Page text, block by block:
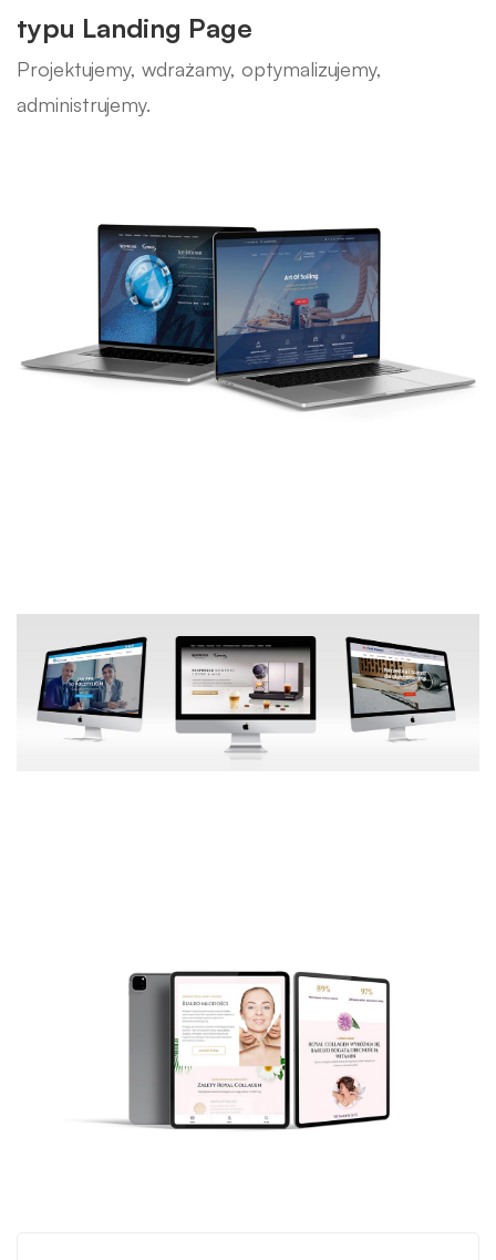
typu Landing Page
Projektujemy, wdrażamy, optymalizujemy,
administrujemy.